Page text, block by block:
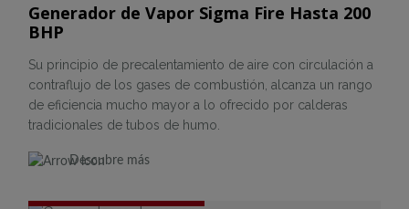
Generador de Vapor Sigma Fire Hasta 200
BHP
Su principio de precalentamiento de aire con circulación a
contraflujo de los gases de combustión, alcanza un rango
de eficiencia mucho mayor a lo ofrecido por calderas
tradicionales de tubos de humo.
Descubre más